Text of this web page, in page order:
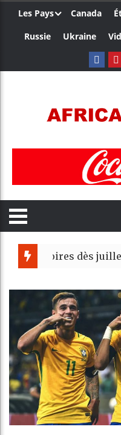
Les Pays Canada
Russie
Ukraine
dès juillet| 05
pour un
800,5 millions